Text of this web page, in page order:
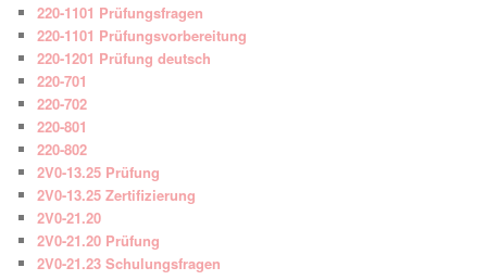
220-1101 Prüfungsfragen
220-1101 Prüfungsvorbereitung
220-1201 Prüfung deutsch
220-701
220-702
220-801
220-802
2V0-13.25 Prüfung
2V0-13.25 Zertifizierung
2V0-21.20
2V0-21.20 Prüfung
2V0-21.23 Schulungsfragen